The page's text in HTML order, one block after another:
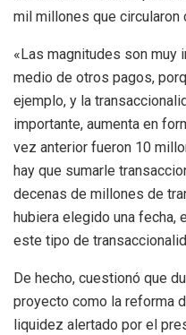
mil millones que circularon
«Las magnitudes son muy
medio de otros pagos,
ejemplo, y la
importante, aumenta en
vez anterior fueron 10
hay que sumarle
decenas de millones de
hubiera elegido una fecha,
este tipo de
De hecho, cuestionó que
proyecto como la reforma
liquidez alertado por el